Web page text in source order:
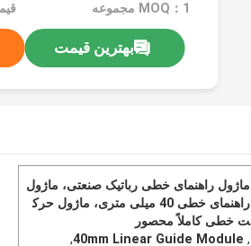
MOQ：1 مجموعه
بهترین قیمت
ماژول راهنمای خطی رباتیک صنعتی، ماژول
راهنمای خطی 40 میلی متری، ماژول حرک
ت خطی کاملاً محصور
,
40mm Linear Guide Module
,